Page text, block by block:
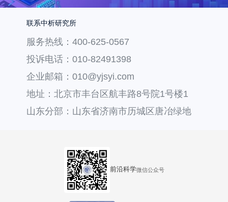
联系中析研究所
服务热线：400-625-0567
投诉电话：010-82491398
企业邮箱：010@yjsyi.com
地址：北京市丰台区航丰路8号院1号楼1
层121
山东分部：山东省济南市历城区唐冶绿地
前沿科学微信公众号